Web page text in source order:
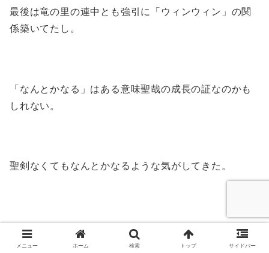
最後は竜の里の連中とも強引に「ウィンウィン」の関
係築いてたし。
「なんとかなる」はある意味聖哉の成長の証なのかも
しれない。
聖剣なくてもなんとかなるような気がしてきた。
メニュー ホーム 検索 トップ サイドバー